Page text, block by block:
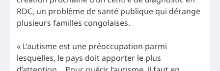
RDC, un problème de santé publique qui dérange
plusieurs familles congolaises.
« L’autisme est une préoccupation parmi
lesquelles, le pays doit apporter le plus